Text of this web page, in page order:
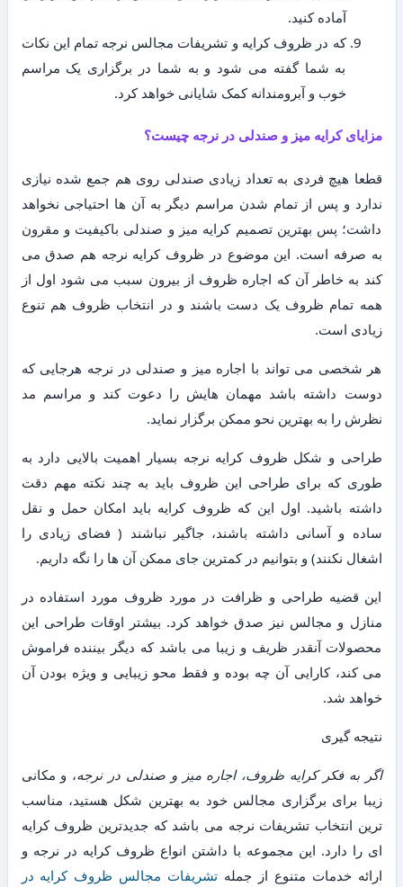
آماده کنید.
که در ظروف کرایه و تشریفات مجالس نرجه تمام این نکات
به شما گفته می شود و به شما در برگزاری یک مراسم
خوب و آبرومندانه کمک شایانی خواهد کرد.
مزایای کرایه میز و صندلی در نرجه چیست؟
قطعا هیچ فردی به تعداد زیادی صندلی روی هم جمع شده نیازی
ندارد و پس از تمام شدن مراسم دیگر به آن ها احتیاجی نخواهد
داشت؛ پس بهترین تصمیم کرایه میز و صندلی باکیفیت و مقرون
به صرفه است. این موضوع در ظروف کرایه نرجه هم صدق می
کند به خاطر آن که اجاره ظروف از بیرون سبب می شود اول از
همه تمام ظروف یک دست باشند و در انتخاب ظروف هم تنوع
زیادی است.
هر شخصی می تواند با اجاره میز و صندلی در نرجه هرجایی که
دوست داشته باشد مهمان هایش را دعوت کند و مراسم مد
نظرش را به بهترین نحو ممکن برگزار نماید.
طراحی و شکل ظروف کرایه نرجه بسیار اهمیت بالایی دارد به
طوری که برای طراحی این ظروف باید به چند نکته مهم دقت
داشته باشید. اول این که ظروف کرایه باید امکان حمل و نقل
ساده و آسانی داشته باشند، جاگیر نباشند ( فضای زیادی را
اشغال نکنند) و بتوانیم در کمترین جای ممکن آن ها را نگه داریم.
این قضیه طراحی و ظرافت در مورد ظروف مورد استفاده در
منازل و مجالس نیز صدق خواهد کرد. بیشتر اوقات طراحی این
محصولات آنقدر ظریف و زیبا می باشد که دیگر بیننده فراموش
می کند، کارایی آن چه بوده و فقط محو زیبایی و ویژه بودن آن
خواهد شد.
نتیجه گیری
اگر به فکر کرایه ظروف، اجاره میز و صندلی در نرجه، و مکانی
زیبا برای برگزاری مجالس خود به بهترین شکل هستید، مناسب
ترین انتخاب تشریفات نرجه می باشد که جدیدترین ظروف کرایه
ای را دارد. این مجموعه با داشتن انواع ظروف کرایه در نرجه و
ارائه خدمات متنوع از جمله تشریفات مجالس ظروف کرایه در